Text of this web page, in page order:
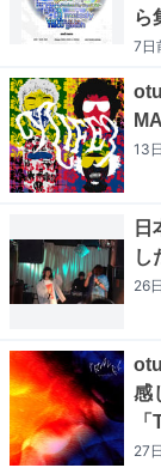
ら
7日
13日
日
し
26日
感
27日